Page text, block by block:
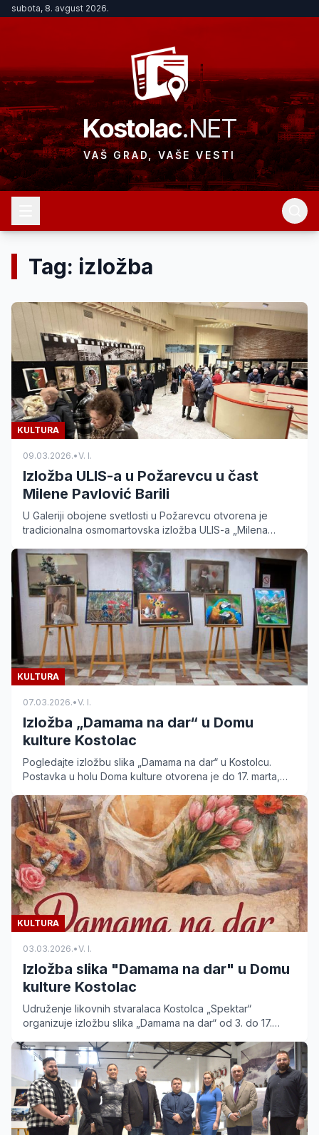
subota, 8. avgust 2026.
Kostolac.NET
VAŠ GRAD, VAŠE VESTI
Tag: izložba
KULTURA
09.03.2026.•V. I.
Izložba ULIS-a u Požarevcu u čast
Milene Pavlović Barili
U Galeriji obojene svetlosti u Požarevcu otvorena je
tradicionalna osmomartovska izložba ULIS-a „Milena
KULTURA
07.03.2026.•V. I.
Izložba „Damama na dar“ u Domu
kulture Kostolac
Pogledajte izložbu slika „Damama na dar“ u Kostolcu.
Postavka u holu Doma kulture otvorena je do 17. marta,
KULTURA
03.03.2026.•V. I.
Izložba slika "Damama na dar" u Domu
kulture Kostolac
Udruženje likovnih stvaralaca Kostolca „Spektar“
organizuje izložbu slika „Damama na dar“ od 3. do 17.
umetnika.